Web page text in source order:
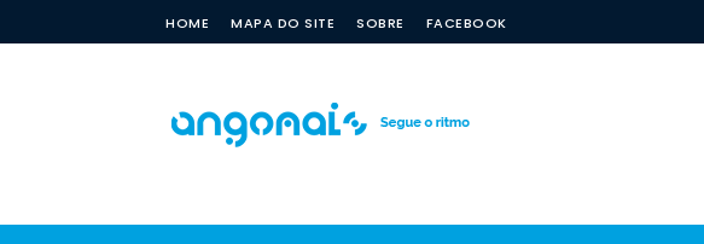
HOME MAPA DO SITE SOBRE FACEBOOK